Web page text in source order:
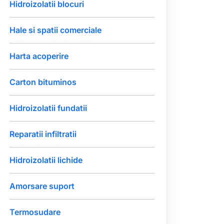
Hidroizolatii blocuri
Hale si spatii comerciale
Harta acoperire
Carton bituminos
Hidroizolatii fundatii
Reparatii infiltratii
Hidroizolatii lichide
Amorsare suport
Termosudare